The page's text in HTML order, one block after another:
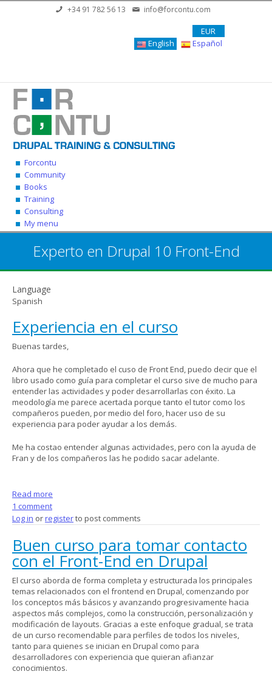
Skip to main content+34 91 782 56 13 info@forcontu.com
EUR
English
Español
Forcontu
Community
Books
Training
Consulting
My menu
Experto en Drupal 10 Front-End
Language
Spanish
Experiencia en el curso
Buenas tardes,
Ahora que he completado el cuso de Front End, puedo decir que el
libro usado como guía para completar el curso sive de mucho para
entender las actividades y poder desarrollarlas con éxito. La
meodología me parece acertada porque tanto el tutor como los
compañeros pueden, por medio del foro, hacer uso de su
experiencia para poder ayudar a los demás.
Me ha costao entender algunas actividades, pero con la ayuda de
Fran y de los compañeros las he podido sacar adelante.
Read more
1 comment
Log in orregisterto post comments
Buen curso para tomar contacto
con el Front-End en Drupal
El curso aborda de forma completa y estructurada los principales
temas relacionados con el frontend en Drupal, comenzando por
los conceptos más básicos y avanzando progresivamente hacia
aspectos más complejos, como la construcción, personalización y
modificación de layouts. Gracias a este enfoque gradual, se trata
de un curso recomendable para perfiles de todos los niveles,
tanto para quienes se inician en Drupal como para
desarrolladores con experiencia que quieran afianzar
conocimientos.